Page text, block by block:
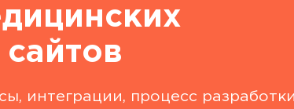
интеграции, процесс